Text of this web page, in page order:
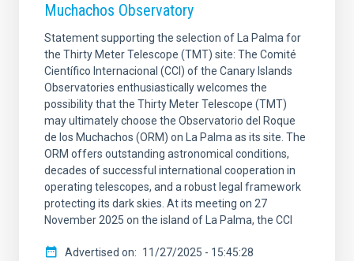
Muchachos Observatory
Statement supporting the selection of La Palma for
the Thirty Meter Telescope (TMT) site: The Comité
Científico Internacional (CCI) of the Canary Islands
Observatories enthusiastically welcomes the
possibility that the Thirty Meter Telescope (TMT)
may ultimately choose the Observatorio del Roque
de los Muchachos (ORM) on La Palma as its site. The
ORM offers outstanding astronomical conditions,
decades of successful international cooperation in
operating telescopes, and a robust legal framework
protecting its dark skies. At its meeting on 27
November 2025 on the island of La Palma, the CCI
Advertised on 11/27/2025 - 15:45:28